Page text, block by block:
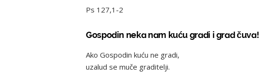
Ps 127,1-2
Gospodin neka nam kuću gradi i grad čuva!
Ako Gospodin kuću ne gradi,
uzalud se muče graditelji.